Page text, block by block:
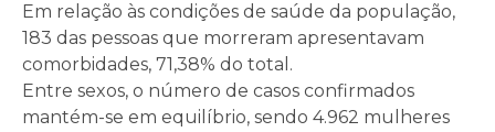
Em relação às condições de saúde da população,
183 das pessoas que morreram apresentavam
comorbidades, 71,38% do total.
Entre sexos, o número de casos confirmados
mantém-se em equilíbrio, sendo 4.962 mulheres